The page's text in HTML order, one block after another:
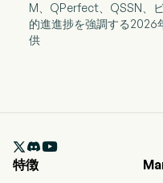
M、QPerfect、QSSN、
的進進捗を強調する2026
供

特徴